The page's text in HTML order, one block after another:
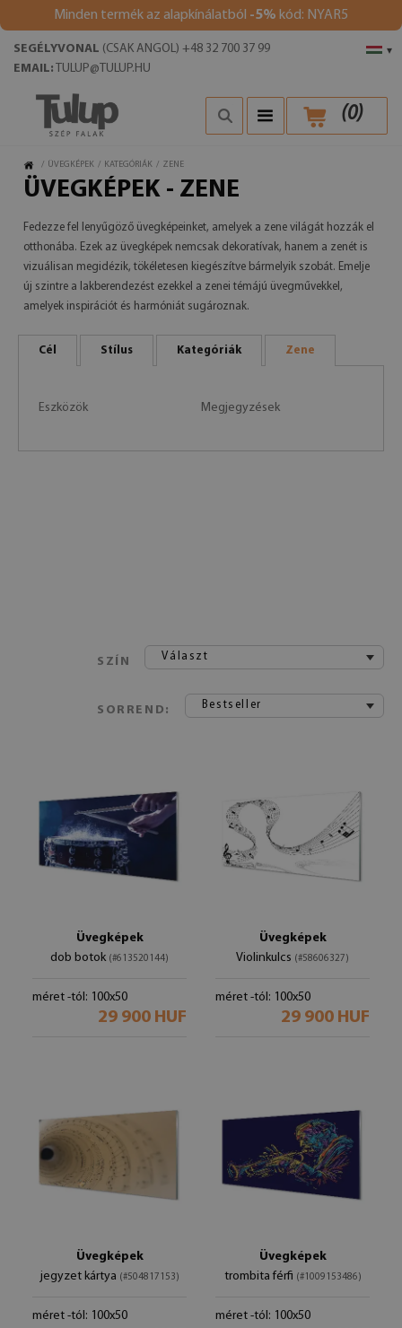
Minden termék az alapkínálatból -5% kód: NYAR5
▾
SEGÉLYVONAL (CSAK ANGOL) +48 32 700 37 99
EMAIL: TULUP@TULUP.HU
(0)
/ ÜVEGKÉPEK / KATEGÓRIÁK / ZENE
ÜVEGKÉPEK - ZENE
Fedezze fel lenyűgöző üvegképeinket, amelyek a zene világát hozzák el
otthonába. Ezek az üvegképek nemcsak dekoratívak, hanem a zenét is
vizuálisan megidézik, tökéletesen kiegészítve bármelyik szobát. Emelje
új szintre a lakberendezést ezekkel a zenei témájú üvegművekkel,
amelyek inspirációt és harmóniát sugároznak.
Cél Stílus Kategóriák Zene
Eszközök Megjegyzések
SZÍN Választ
SORREND: Bestseller
Üvegképek
dob botok (#613520144)
méret -tól: 100x50
29 900 HUF
Üvegképek
Violinkulcs (#58606327)
méret -tól: 100x50
29 900 HUF
Üvegképek
jegyzet kártya (#504817153)
méret -tól: 100x50
Üvegképek
trombita férfi (#1009153486)
méret -tól: 100x50